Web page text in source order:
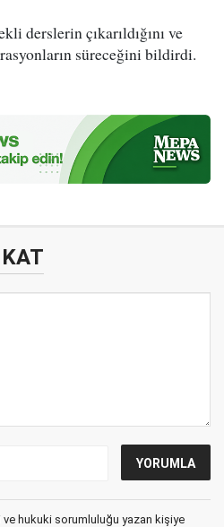
derslerin çıkarıldığını ve
süreceğini bildirdi.
ve hukuki sorumluluğu yazan kişiye